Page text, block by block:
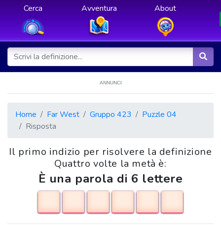
Cerca Avventura About
ANNUNCI
Home Far West Gruppo 423
Puzzle 04
Risposta
Il primo indizio per risolvere la definizione
Quattro volte la metà è:
È una parola di 6 lettere